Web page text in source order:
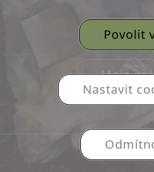
Plenérová
Moje
Povolit
Nastavit